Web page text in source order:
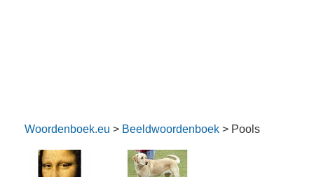
Woordenboek.eu > Beeldwoordenboek > Pools